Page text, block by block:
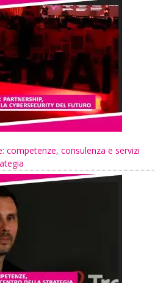
competenze, consulenza e servizi